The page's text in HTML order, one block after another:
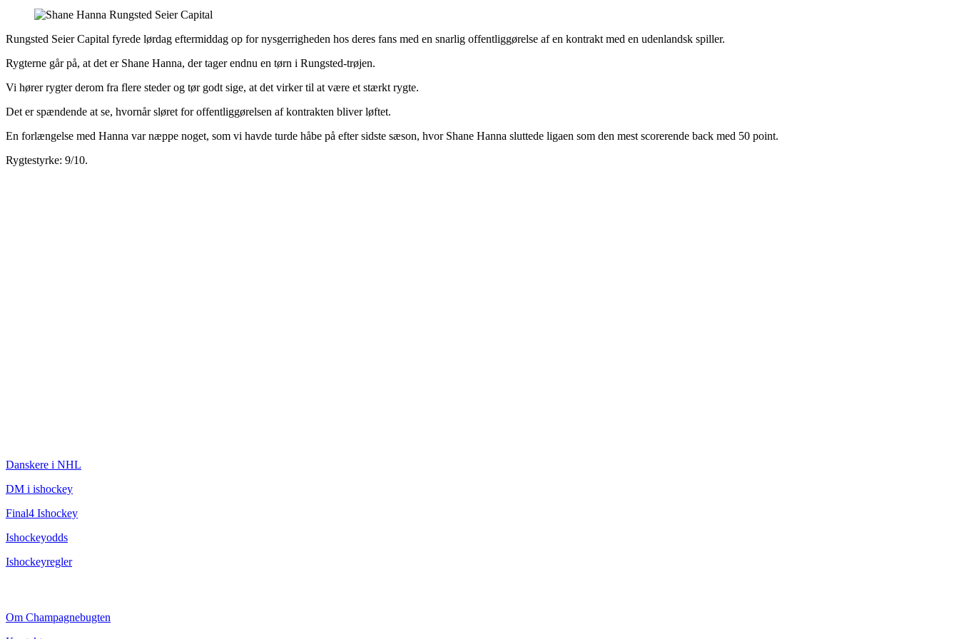
Rungsted Seier Capital fyrede lørdag eftermiddag op for nysgerrigheden hos deres fans med en snarlig offentliggørelse af en kontrakt med en udenlandsk spiller.
Rygterne går på, at det er Shane Hanna, der tager endnu en tørn i Rungsted-trøjen.
Vi hører rygter derom fra flere steder og tør godt sige, at det virker til at være et stærkt rygte.
Det er spændende at se, hvornår sløret for offentliggørelsen af kontrakten bliver løftet.
En forlængelse med Hanna var næppe noget, som vi havde turde håbe på efter sidste sæson, hvor Shane Hanna sluttede ligaen som den mest scorerende back med 50 point.
Rygtestyrke: 9/10.
Danskere i NHL
DM i ishockey
Final4 Ishockey
Ishockeyodds
Ishockeyregler
Om Champagnebugten